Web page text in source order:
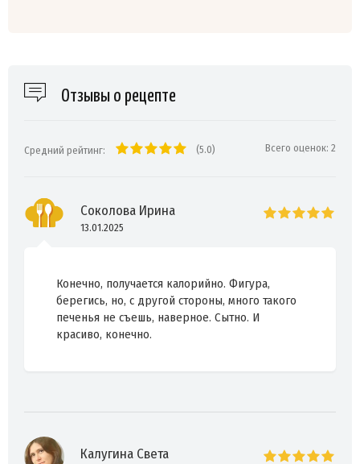
Отзывы о рецепте
Средний рейтинг: (5.0) Всего оценок: 2
Соколова Ирина
13.01.2025
Конечно, получается калорийно. Фигура,
берегись, но, с другой стороны, много такого
печенья не съешь, наверное. Сытно. И
красиво, конечно.
Калугина Света